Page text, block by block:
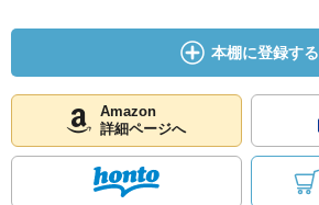
本棚に登録する
Amazon
詳細ページへ